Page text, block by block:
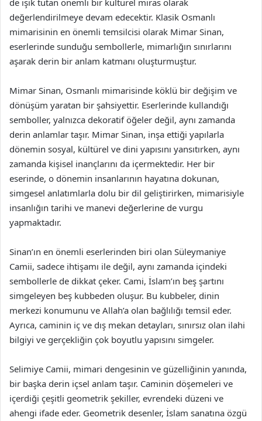
de ışık tutan önemli bir kültürel miras olarak
değerlendirilmeye devam edecektir. Klasik Osmanlı
mimarisinin en önemli temsilcisi olarak Mimar Sinan,
eserlerinde sunduğu sembollerle, mimarlığın sınırlarını
aşarak derin bir anlam katmanı oluşturmuştur.
Mimar Sinan, Osmanlı mimarisinde köklü bir değişim ve
dönüşüm yaratan bir şahsiyettir. Eserlerinde kullandığı
semboller, yalnızca dekoratif öğeler değil, aynı zamanda
derin anlamlar taşır. Mimar Sinan, inşa ettiği yapılarla
dönemin sosyal, kültürel ve dini yapısını yansıtırken, aynı
zamanda kişisel inançlarını da içermektedir. Her bir
eserinde, o dönemin insanlarının hayatına dokunan,
simgesel anlatımlarla dolu bir dil geliştirirken, mimarisiyle
insanlığın tarihi ve manevi değerlerine de vurgu
yapmaktadır.
Sinan’ın en önemli eserlerinden biri olan Süleymaniye
Camii, sadece ihtişamı ile değil, aynı zamanda içindeki
sembollerle de dikkat çeker. Cami, İslam’ın beş şartını
simgeleyen beş kubbeden oluşur. Bu kubbeler, dinin
merkezi konumunu ve Allah’a olan bağlılığı temsil eder.
Ayrıca, caminin iç ve dış mekan detayları, sınırsız olan ilahi
bilgiyi ve gerçekliğin çok boyutlu yapısını simgeler.
Selimiye Camii, mimari dengesinin ve güzelliğinin yanında,
bir başka derin içsel anlam taşır. Caminin döşemeleri ve
içerdiği çeşitli geometrik şekiller, evrendeki düzeni ve
ahengi ifade eder. Geometrik desenler, İslam sanatına özgü